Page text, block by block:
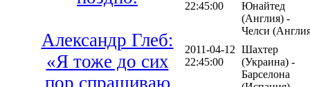
Александр Глеб:
«Я тоже до сих
22:45:00
Юнайтед
(Англия) -
Челси
2011-04-12
22:45:00
Шахтер
(Украина) -
Барселона